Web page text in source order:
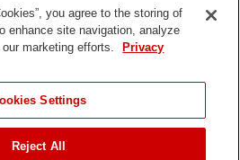
con nosotros
Política de
you agree to the storing of
enhance site navigation, analyze
marketing efforts.
Privacy
Settings
Reject All